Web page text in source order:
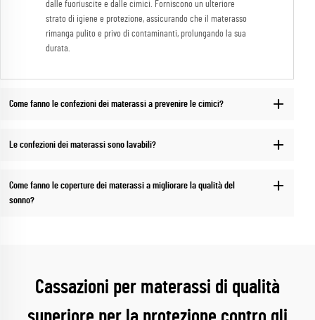
dalle fuoriuscite e dalle cimici. Forniscono un ulteriore
strato di igiene e protezione, assicurando che il materasso
rimanga pulito e privo di contaminanti, prolungando la sua
durata.
Come fanno le confezioni dei materassi a prevenire le cimici?
Le confezioni dei materassi sono lavabili?
Come fanno le coperture dei materassi a migliorare la qualità del
sonno?
Cassazioni per materassi di qualità